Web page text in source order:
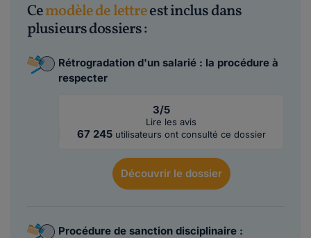
Cemodèle de lettreest inclus dans
plusieurs dossiers :
Rétrogradation d'un salarié : la procédure à
respecter
3/5
Lire les avis
67 245 utilisateurs ont consulté ce dossier
Découvrirle dossier
Procédure de sanction disciplinaire :